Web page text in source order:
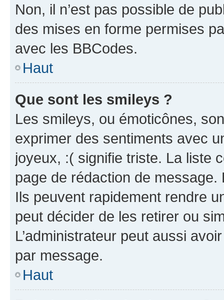
Non, il n’est pas possible de
des mises en forme permises
avec les BBCodes.
Haut
Que sont les smileys ?
Les smileys, ou émoticônes,
exprimer des sentiments avec
joyeux, :( signifie triste. La liste
page de rédaction de
Ils peuvent rapidement rendre
peut décider de les retirer ou
L’administrateur peut aussi
par message.
Haut